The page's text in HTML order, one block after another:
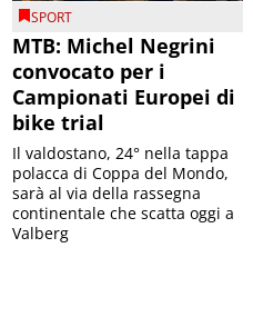
SPORT
MTB: Michel Negrini
convocato per i
Campionati Europei di
bike trial
Il valdostano, 24° nella tappa
polacca di Coppa del Mondo,
sarà al via della rassegna
continentale che scatta oggi a
Valberg